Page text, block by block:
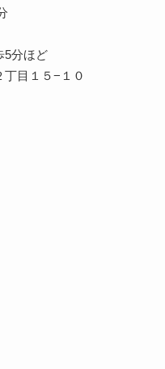
5分ほど
目１５−１０